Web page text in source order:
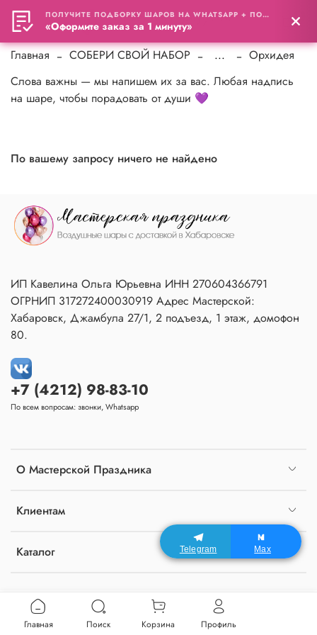
0
Главная СОБЕРИ СВОЙ НАБОР ...
Орхидея
Слова важны — мы напишем их за вас. Любая надпись
на шаре, чтобы порадовать от души 💜
По вашему запросу ничего не найдено
О Мастерской Праздника
Клиентам
Каталог
+7 (4212) 98-83-10
По всем вопросам: звонки, Whatsapp
ИП Кавелина Ольга Юрьевна ИНН 270604366791
ОГРНИП 317272400030919 Адрес Мастерской:
Хабаровск, Джамбула 27/1, 2 подъезд, 1 этаж, домофон
80.
Главная Поиск Корзина Профиль
Telegram Max
ПОЛУЧИТЕ ПОДБОРКУ ШАРОВ НА WHATSAPP + ПОДАРОК
«Оформите заказ за 1 минуту»